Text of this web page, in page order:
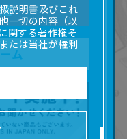
ム
説明書及びこれ
一切の内容（以
関する著作権そ
たは当社が権利
ます。
は全部を私的
の目的での画像
て使用（複製、
、販売、出版等
することは禁止